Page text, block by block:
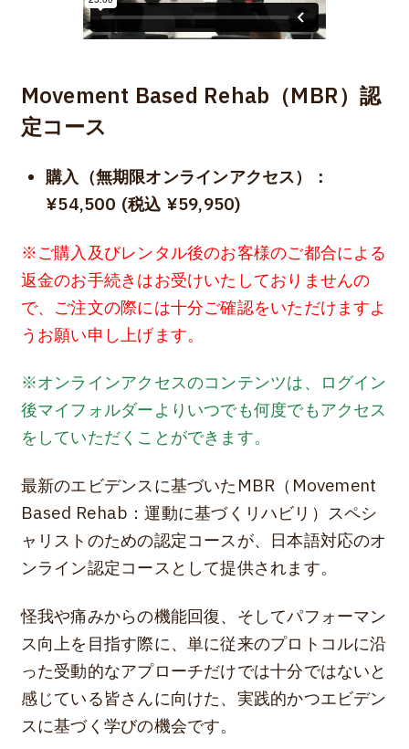
Movement Based Rehab（MBR）認
定コース
購入（無期限オンラインアクセス）：
¥54,500 (税込 ¥59,950)
※ご購入及びレンタル後のお客様のご都合による
返金のお手続きはお受けいたしておりませんの
で、ご注文の際には十分ご確認をいただけますよ
うお願い申し上げます。
※オンラインアクセスのコンテンツは、ログイン
後マイフォルダーよりいつでも何度でもアクセス
をしていただくことができます。
最新のエビデンスに基づいたMBR（Movement
Based Rehab：運動に基づくリハビリ）スペシ
ャリストのための認定コースが、日本語対応のオ
ンライン認定コースとして提供されます。
怪我や痛みからの機能回復、そしてパフォーマン
ス向上を目指す際に、単に従来のプロトコルに沿
った受動的なアプローチだけでは十分ではないと
感じている皆さんに向けた、実践的かつエビデン
スに基づく学びの機会です。